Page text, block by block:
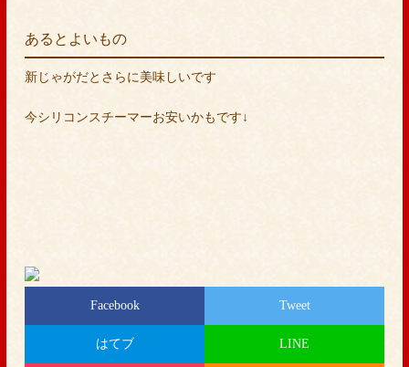
あるとよいもの
新じゃがだとさらに美味しいです
今シリコンスチーマーお安いかもです↓
Facebook Tweet
はてブ LINE